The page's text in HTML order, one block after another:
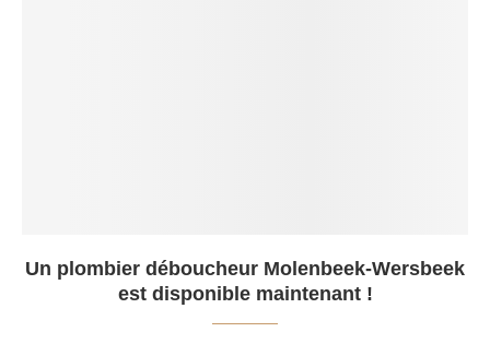
Un plombier déboucheur Molenbeek-Wersbeek
est disponible maintenant !